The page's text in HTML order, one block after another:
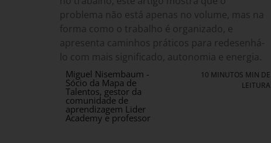
problema não está apenas no volume, mas na
forma como o trabalho é organizado, e
apresenta caminhos práticos para redesenhá-
lo com mais significado, autonomia e energia.
Miguel Nisembaum -
Sócio da Mapa de
Talentos, gestor da
comunidade de
aprendizagem Lider
Academy e professor
10 MINUTOS MIN DE
LEITURA